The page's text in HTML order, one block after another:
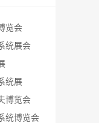
览会
统展会
统展
博览会
统博览会